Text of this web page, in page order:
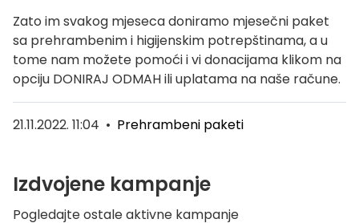
Zato im svakog mjeseca doniramo mjesečni paket
sa prehrambenim i higijenskim potrepštinama, a u
tome nam možete pomoći i vi donacijama klikom na
opciju DONIRAJ ODMAH ili uplatama na naše račune.
21.11.2022. 11:04 • Prehrambeni paketi
Izdvojene kampanje
Pogledajte ostale aktivne kampanje